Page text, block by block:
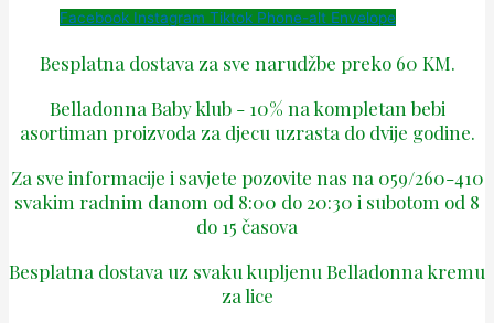
Facebook Instagram Tiktok Phone-alt Envelope
Besplatna dostava za sve narudžbe preko 60 KM.
Belladonna Baby klub - 10% na kompletan bebi
asortiman proizvoda za djecu uzrasta do dvije godine.
Za sve informacije i savjete pozovite nas na 059/260-410
svakim radnim danom od 8:00 do 20:30 i subotom od 8
do 15 časova
Besplatna dostava uz svaku kupljenu Belladonna kremu
za lice